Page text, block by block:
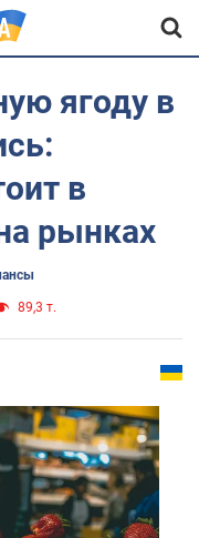
ягоду в
в
рынках
89,3 т.